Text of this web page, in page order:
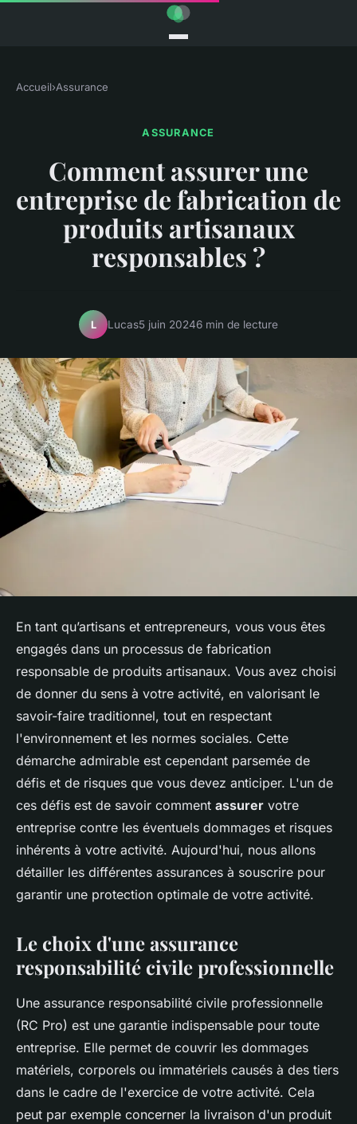
Accueil›Assurance
ASSURANCE
Comment assurer une
entreprise de fabrication de
produits artisanaux
responsables ?
L Lucas5 juin 20246 min de lecture
En tant qu’artisans et entrepreneurs, vous vous êtes
engagés dans un processus de fabrication
responsable de produits artisanaux. Vous avez choisi
de donner du sens à votre activité, en valorisant le
savoir-faire traditionnel, tout en respectant
l'environnement et les normes sociales. Cette
démarche admirable est cependant parsemée de
défis et de risques que vous devez anticiper. L'un de
ces défis est de savoir comment assurer votre
entreprise contre les éventuels dommages et risques
inhérents à votre activité. Aujourd'hui, nous allons
détailler les différentes assurances à souscrire pour
garantir une protection optimale de votre activité.
Le choix d'une assurance
responsabilité civile professionnelle
Une assurance responsabilité civile professionnelle
(RC Pro) est une garantie indispensable pour toute
entreprise. Elle permet de couvrir les dommages
matériels, corporels ou immatériels causés à des tiers
dans le cadre de l'exercice de votre activité. Cela
peut par exemple concerner la livraison d'un produit